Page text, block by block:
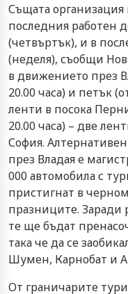
Същата
последния работен
(четвъртък), и в
(неделя), съобщи
в движението през
20.00 часа) и петък
ленти в посока
20.00 часа) – две
София.
през Владая е
000 автомобила с
пристигнат в
празниците. Заради
те ще бъдат
така че да се
Шумен, Карнобат и
От граничарите